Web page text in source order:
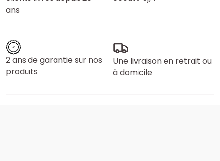
ans
2 ans de garantie sur nos
produits
Une livraison en retrait ou
à domicile